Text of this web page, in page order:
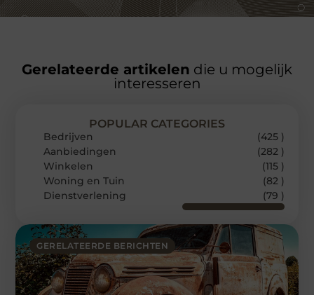
Gerelateerde artikelen die u mogelijk
interesseren
GERELATEERDE BERICHTEN
POPULAR CATEGORIES
Bedrijven
(425 )
Aanbiedingen
(282 )
Winkelen
(115 )
Woning en Tuin
(82 )
Dienstverlening
(79 )